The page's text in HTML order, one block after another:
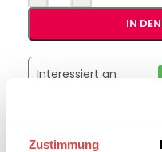
Zustimmung
IN
Interessiert an